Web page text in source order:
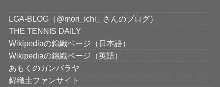
LGA-BLOG（@mori_ichi_ さんのブログ）
THE TENNIS DAILY
Wikipediaの錦織ページ（日本語）
Wikipediaの錦織ページ（英語）
あもくのガンバラヤ
錦織圭ファンサイト